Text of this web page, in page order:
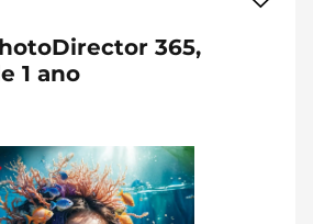
365,
1 ano